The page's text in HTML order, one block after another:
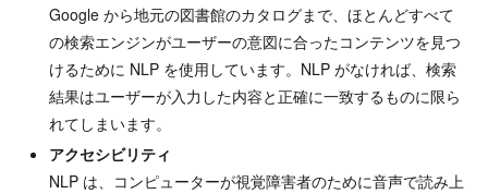
Google から地元の図書館のカタログまで、ほとんどすべて
の検索エンジンがユーザーの意図に合ったコンテンツを見つ
けるために NLP を使用しています。NLP がなければ、検索
結果はユーザーが入力した内容と正確に一致するものに限ら
れてしまいます。
アクセシビリティ
NLP は、コンピューターが視覚障害者のために音声で読み上